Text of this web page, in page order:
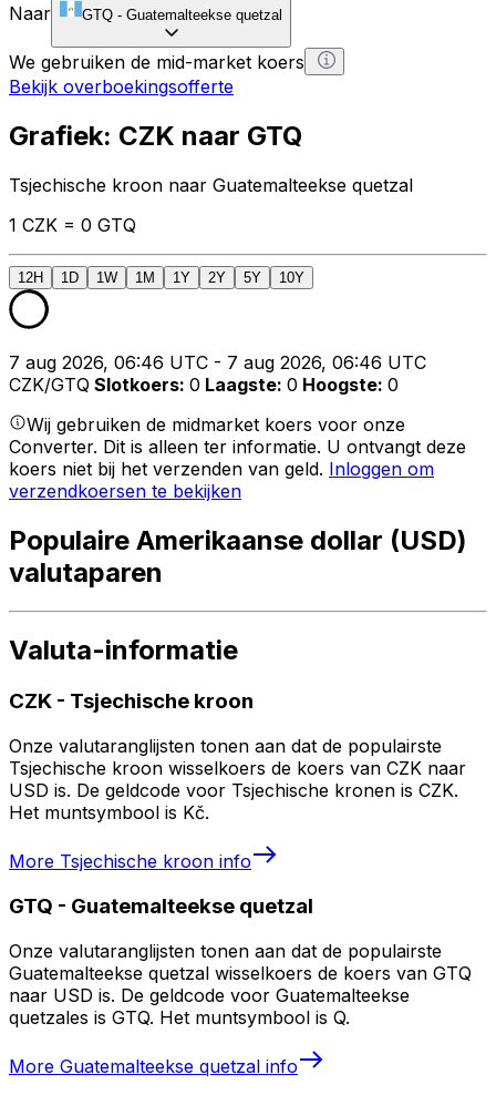
Naar
GTQ - Guatemalteekse quetzal
We gebruiken de mid-market koers
Bekijk overboekingsofferte
Grafiek: CZK naar GTQ
Tsjechische kroon naar Guatemalteekse quetzal
1 CZK = 0 GTQ
12H 1D 1W 1M 1Y 2Y 5Y 10Y
7 aug 2026, 06:46 UTC - 7 aug 2026, 06:46 UTC
CZK/GTQ Slotkoers: 0 Laagste: 0 Hoogste: 0
Wij gebruiken de midmarket koers voor onze
Converter. Dit is alleen ter informatie. U ontvangt deze
koers niet bij het verzenden van geld. Inloggen om
verzendkoersen te bekijken
Populaire Amerikaanse dollar (USD)
valutaparen
Valuta-informatie
CZK - Tsjechische kroon
Onze valutaranglijsten tonen aan dat de populairste
Tsjechische kroon wisselkoers de koers van CZK naar
USD is. De geldcode voor Tsjechische kronen is CZK.
Het muntsymbool is Kč.
More Tsjechische kroon info
GTQ - Guatemalteekse quetzal
Onze valutaranglijsten tonen aan dat de populairste
Guatemalteekse quetzal wisselkoers de koers van GTQ
naar USD is. De geldcode voor Guatemalteekse
quetzales is GTQ. Het muntsymbool is Q.
More Guatemalteekse quetzal info